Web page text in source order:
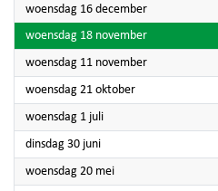
woensdag 16 december2026
woensdag 18 november2026
woensdag 11 november2026
woensdag 21 oktober2026
woensdag 1 juli2026
dinsdag 30 juni2026
woensdag 20 mei2026